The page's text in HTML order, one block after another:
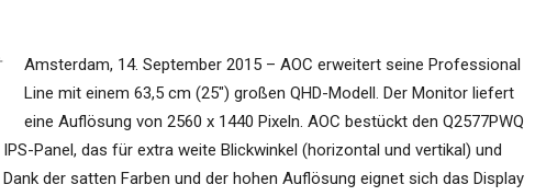
Amsterdam, 14. September 2015 – AOC erweitert seine Professional
Line mit einem 63,5 cm (25″) großen QHD-Modell. Der Monitor liefert
eine Auflösung von 2560 x 1440 Pixeln. AOC bestückt den Q2577PWQ
Panel, das für extra weite Blickwinkel (horizontal und vertikal) und
der satten Farben und der hohen Auflösung eignet sich das Display